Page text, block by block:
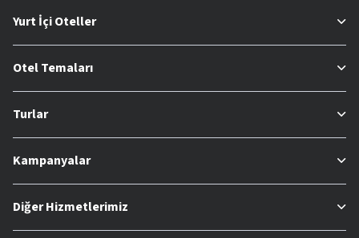
Yurt İçi Oteller
Otel Temaları
Turlar
Kampanyalar
Diğer Hizmetlerimiz